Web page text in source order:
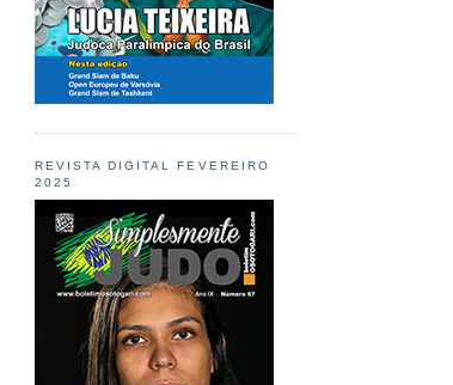
REVISTA DIGITAL FEVEREIRO
2025